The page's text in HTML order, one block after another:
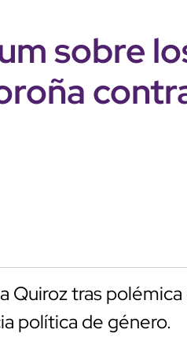
sobre
Quiroz tras
política de género.